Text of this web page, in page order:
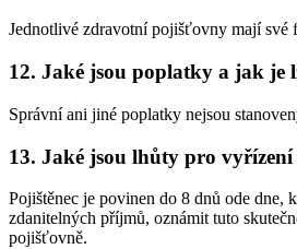
Jednotlivé zdravotní pojišťovny mají své
12. Jaké jsou poplatky a jak je
Správní ani jiné poplatky nejsou
13. Jaké jsou lhůty pro vyřízení
Pojištěnec je povinen do 8 dnů ode dne,
zdanitelných příjmů, oznámit tuto
pojišťovně.